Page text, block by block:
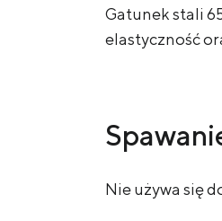
Gatunek stali
elastyczność
Nie używa się